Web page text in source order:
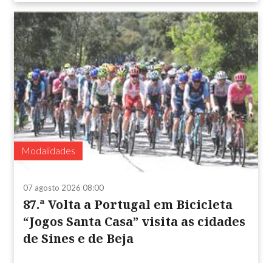
Modalidades
07 agosto 2026 08:00
87.ª Volta a Portugal em Bicicleta
“Jogos Santa Casa” visita as cidades
de Sines e de Beja